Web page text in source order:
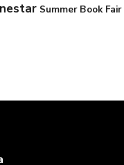
Summer Book Fair